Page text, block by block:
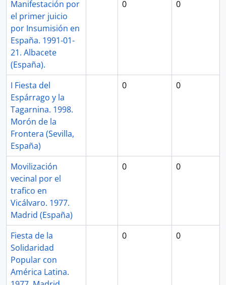
Manifestación por
el primer juicio
por Insumisión en
España. 1991-01-
21. Albacete
(España).
0 0
I Fiesta del
Espárrago y la
Tagarnina. 1998.
Morón de la
Frontera (Sevilla,
España)
0 0
Movilización
vecinal por el
trafico en
Vicálvaro. 1977.
Madrid (España)
0 0
Fiesta de la
Solidaridad
Popular con
América Latina.
0 0